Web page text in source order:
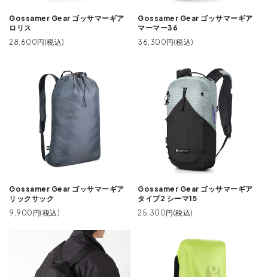
Gossamer Gear ゴッサマーギア
ロリス
28,600円(税込)
Gossamer Gear ゴッサマーギア
マーマー36
36,300円(税込)
Gossamer Gear ゴッサマーギア
リックサック
9,900円(税込)
Gossamer Gear ゴッサマーギア
タイプ2 シーマ15
25,300円(税込)